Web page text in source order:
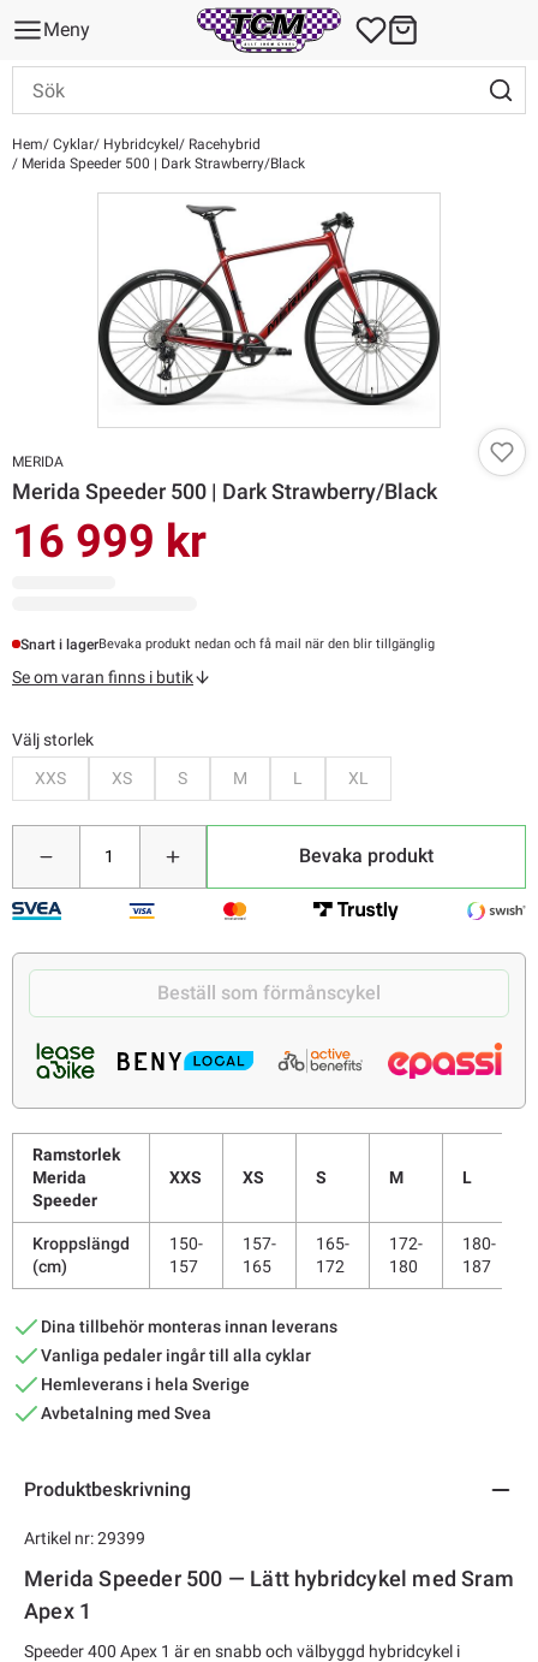
Meny
Hem Cyklar Hybridcykel
Racehybrid
Merida Speeder 500 | Dark Strawberry/Black
MERIDA
Merida Speeder 500 | Dark Strawberry/Black
16 999 kr
Snart i lagerBevaka produkt nedan och få mail när den blir tillgänglig
Se om varan finns i butik
Välj storlek
XXS
XS S M L XL
Bevaka produkt
Beställ som förmånscykel
Ramstorlek
Merida
Speeder
XXS XS S M L
Kroppslängd
(cm)
150-
157
157-
165
165-
172
172-
180
180-
187
Dina tillbehör monteras innan leverans
Vanliga pedaler ingår till alla cyklar
Hemleverans i hela Sverige
Avbetalning med Svea
Produktbeskrivning
Artikel nr: 29399
Merida Speeder 500 — Lätt hybridcykel med Sram
Apex 1
Speeder 400 Apex 1 är en snabb och välbyggd hybridcykel i